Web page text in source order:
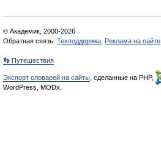
© Академик, 2000-2026
Обратная связь: Техподдержка Реклама на сайте
👣 Путешествия
Экспорт словарей на сайты , сделанные на PHP,
WordPress, MODx.